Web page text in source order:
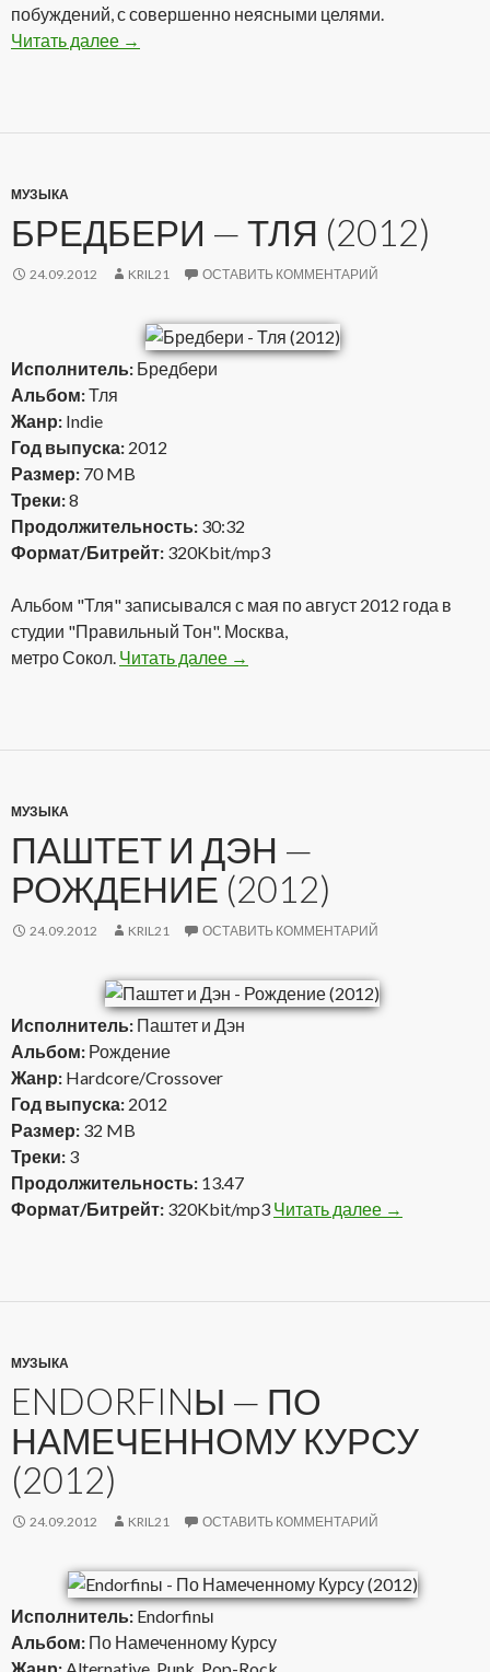
побуждений, с совершенно неясными целями.
Читать далее Пять знаков — Квадратура круга (2012)
→
МУЗЫКА
БРЕДБЕРИ — ТЛЯ (2012)
24.09.2012 KRIL21 ОСТАВИТЬ КОММЕНТАРИЙ
Исполнитель: Бредбери
Альбом:Тля
Жанр: Indie
Год выпуска: 2012
Размер: 70 MB
Треки:8
Продолжительность: 30:32
Формат/Битрейт: 320Kbit/mp3
Альбом "Тля" записывался с мая по август 2012 года в
студии "Правильный Тон". Москва,
метро Сокол. Читать далее Бредбери — Тля (2012)
→
МУЗЫКА
ПАШТЕТ И ДЭН —
РОЖДЕНИЕ (2012)
24.09.2012 KRIL21 ОСТАВИТЬ КОММЕНТАРИЙ
Исполнитель: Паштет и Дэн
Альбом: Рождение
Жанр: Hardcore/Crossover
Год выпуска: 2012
Размер: 32 MB
Треки: 3
Продолжительность: 13.47
Формат/Битрейт: 320Kbit/mp3 Читать далее Паштет и
→
МУЗЫКА
ENDORFINЫ — ПО
НАМЕЧЕННОМУ КУРСУ
(2012)
24.09.2012 KRIL21 ОСТАВИТЬ КОММЕНТАРИЙ
Исполнитель: Endorfinы
Альбом: По Намеченному Курсу